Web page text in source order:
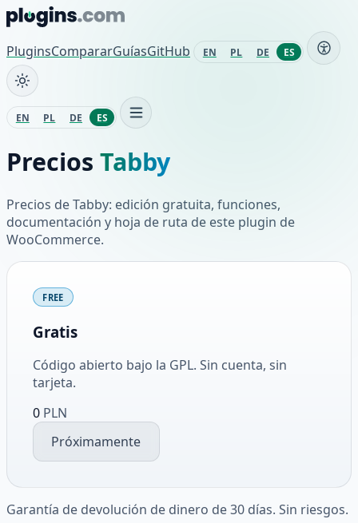
Saltar al contenido
PluginsCompararGuíasGitHub EN PL DE ES
EN PL DE ES
Precios Tabby
Precios de Tabby: edición gratuita, funciones,
documentación y hoja de ruta de este plugin de
WooCommerce.
Planes y precios
FREE
Gratis
Código abierto bajo la GPL. Sin cuenta, sin
tarjeta.
0 PLN
Próximamente
Garantía de devolución de dinero de 30 días. Sin riesgos.